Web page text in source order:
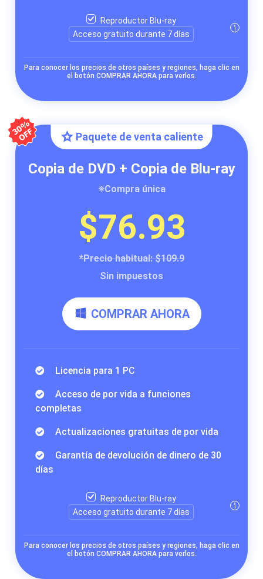
Reproductor Blu-ray
Acceso gratuito durante 7 días
Para conocer los precios de otros países y regiones, haga clic en
el botón COMPRAR AHORA para verlos.
Paquete de venta caliente
Copia de DVD + Copia de Blu-ray
※Compra única
$76.93
*Precio habitual: $109.9
Sin impuestos
COMPRAR AHORA
Licencia para 1 PC
Acceso de por vida a funciones
completas
Actualizaciones gratuitas de por vida
Garantía de devolución de dinero de 30
días
Reproductor Blu-ray
Acceso gratuito durante 7 días
Para conocer los precios de otros países y regiones, haga clic en
el botón COMPRAR AHORA para verlos.